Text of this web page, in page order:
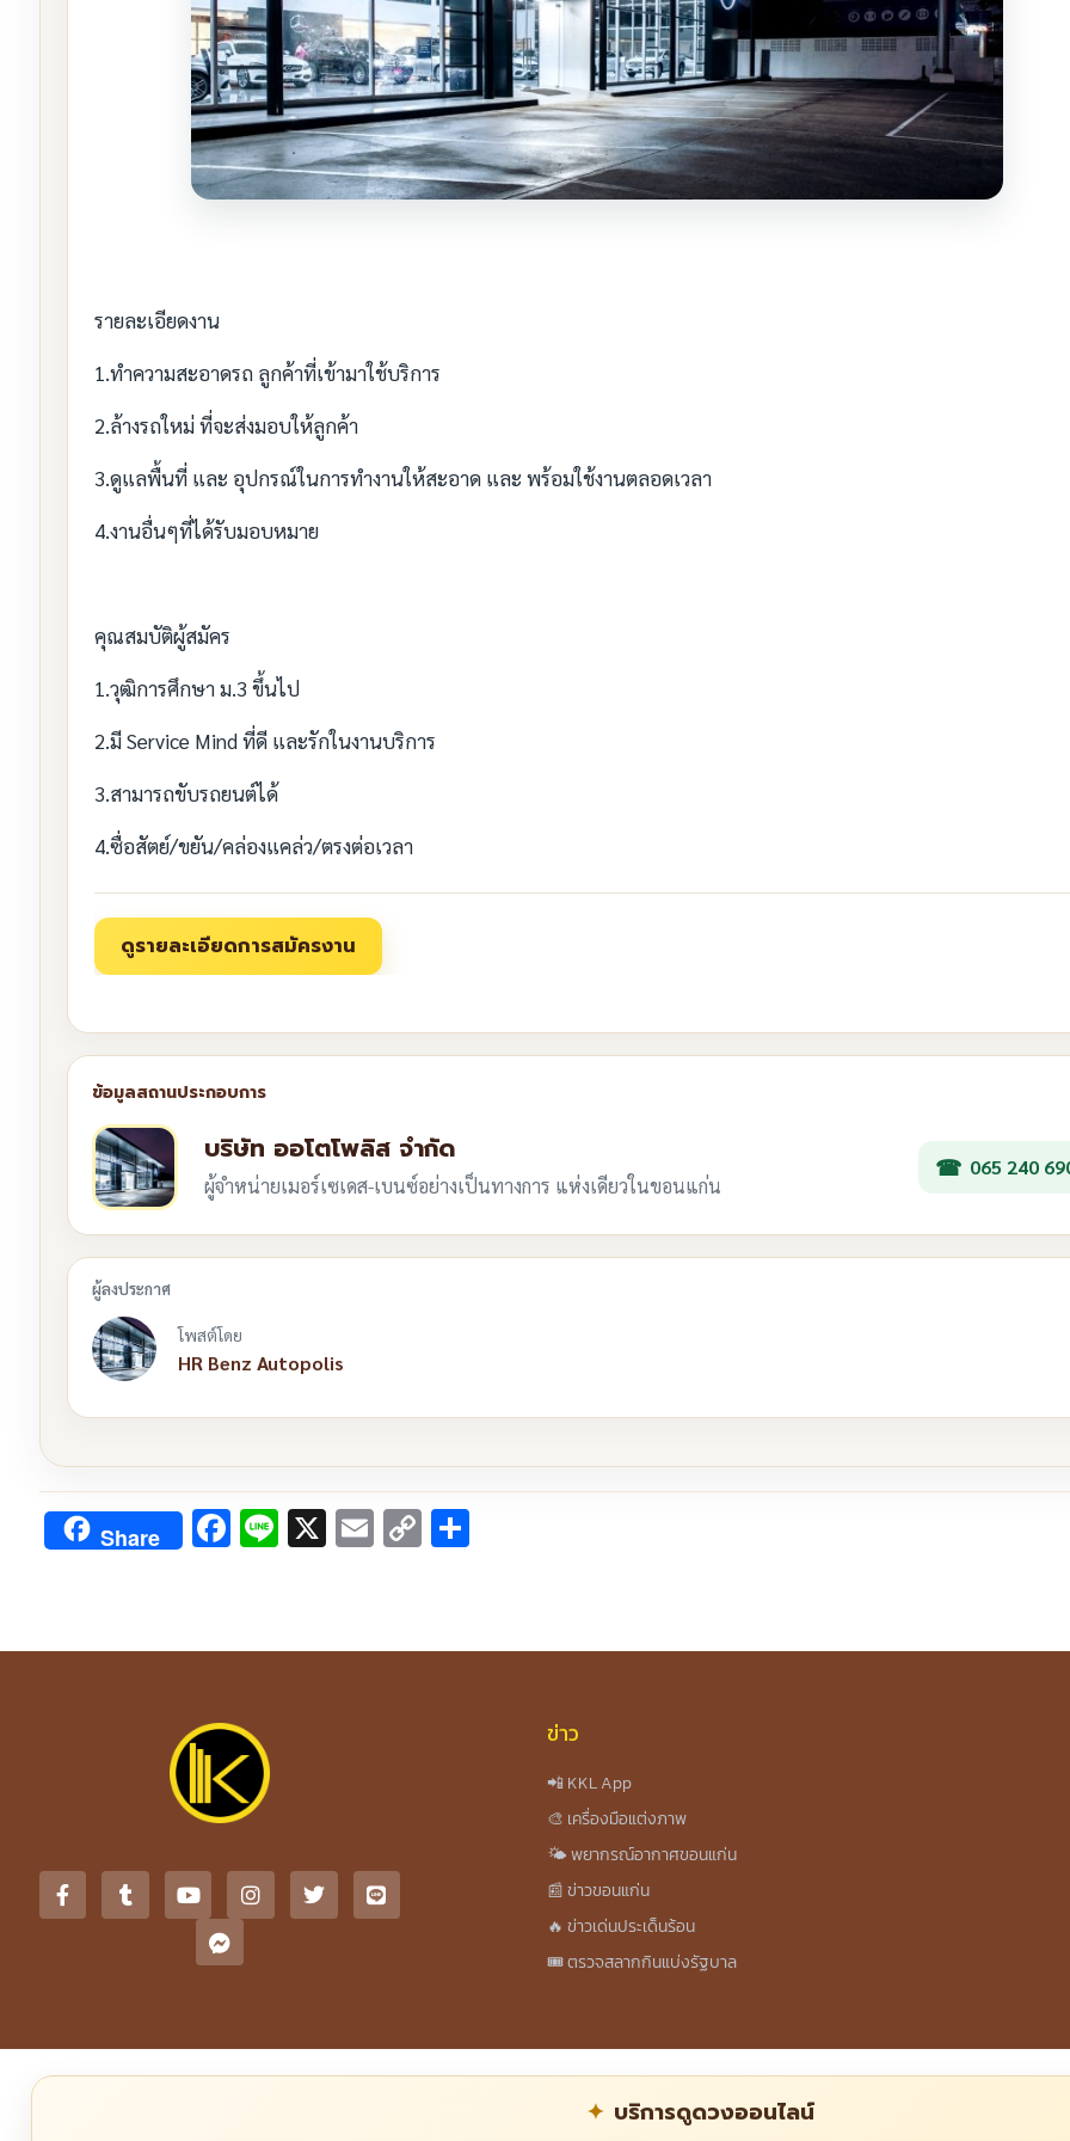
รายละเอียดงาน
1.ทำความสะอาดรถ ลูกค้าที่เข้ามาใช้บริการ
2.ล้างรถใหม่ ที่จะส่งมอบให้ลูกค้า
3.ดูแลพื้นที่ และ อุปกรณ์ในการทำงานให้สะอาด และ พร้อมใช้งานตลอดเวลา
4.งานอื่นๆที่ได้รับมอบหมาย
คุณสมบัติผู้สมัคร
1.วุฒิการศึกษา ม.3 ขึ้นไป
2.มี Service Mind ที่ดี และรักในงานบริการ
3.สามารถขับรถยนต์ได้
4.ซื่อสัตย์/ขยัน/คล่องแคล่ว/ตรงต่อเวลา
บริษัท ออโตโพลิส จำกัด
ผู้จำหน่ายเมอร์เซเดส-เบนซ์อย่างเป็นทางการ แห่งเดียวในขอนแก่น
065 240
โพสต์โดย
HR Benz Autopolis
Share Facebook
Line
X Email
Copy
ข่าว
📲 KKL App
🎨 เครื่องมือแต่งภาพ
🌤️ พยากรณ์อากาศขอนแก่น
📰 ข่าวขอนแก่น
🔥 ข่าวเด่นประเด็นร้อน
🎟️ ตรวจสลากกินแบ่งรัฐบาล
บริการดูดวงออนไลน์